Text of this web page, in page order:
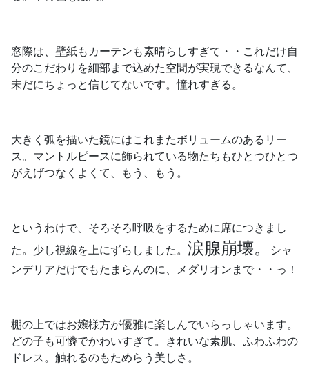
窓際は、壁紙もカーテンも素晴らしすぎて・・これだけ自
分のこだわりを細部まで込めた空間が実現できるなんて、
未だにちょっと信じてないです。憧れすぎる。
大きく弧を描いた鏡にはこれまたボリュームのあるリー
ス。マントルピースに飾られている物たちもひとつひとつ
がえげつなくよくて、もう、もう。
というわけで、そろそろ呼吸をするために席につきまし
た。少し視線を上にずらしました。 涙腺崩壊。
シャ
ンデリアだけでもたまらんのに、メダリオンまで・・っ！
棚の上ではお嬢様方が優雅に楽しんでいらっしゃいます。
どの子も可憐でかわいすぎて。きれいな素肌、ふわふわの
ドレス。触れるのもためらう美しさ。